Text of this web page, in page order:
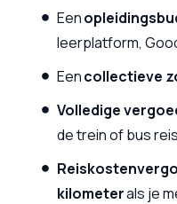
Een
leerplatform,
Eencollectieve
Volledige
de trein of bus
kilometerals je